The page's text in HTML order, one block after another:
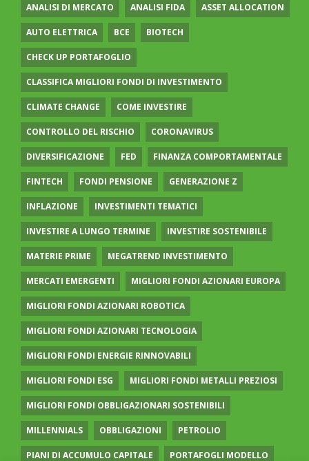
ANALISI DI MERCATO ANALISI FIDA ASSET ALLOCATION
AUTO ELETTRICA BCE BIOTECH
CHECK UP PORTAFOGLIO
CLASSIFICA MIGLIORI FONDI DI INVESTIMENTO
CLIMATE CHANGE COME INVESTIRE
CONTROLLO DEL RISCHIO CORONAVIRUS
DIVERSIFICAZIONE FED FINANZA COMPORTAMENTALE
FINTECH FONDI PENSIONE GENERAZIONE Z
INFLAZIONE INVESTIMENTI TEMATICI
INVESTIRE A LUNGO TERMINE INVESTIRE SOSTENIBILE
MATERIE PRIME MEGATREND INVESTIMENTO
MERCATI EMERGENTI MIGLIORI FONDI AZIONARI EUROPA
MIGLIORI FONDI AZIONARI ROBOTICA
MIGLIORI FONDI AZIONARI TECNOLOGIA
MIGLIORI FONDI ENERGIE RINNOVABILI
MIGLIORI FONDI ESG MIGLIORI FONDI METALLI PREZIOSI
MIGLIORI FONDI OBBLIGAZIONARI SOSTENIBILI
MILLENNIALS OBBLIGAZIONI PETROLIO
PIANI DI ACCUMULO CAPITALE PORTAFOGLI MODELLO